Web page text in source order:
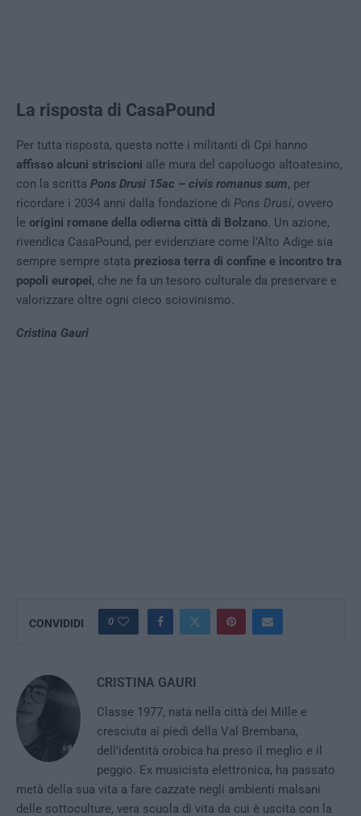
La risposta di CasaPound
Per tutta risposta, questa notte i militanti di Cpi hanno
affisso alcuni striscioni alle mura del capoluogo altoatesino,
con la scritta Pons Drusi 15ac – civis romanus sum, per
ricordare i 2034 anni dalla fondazione di Pons Drusi, ovvero
le origini romane della odierna città di Bolzano. Un azione,
rivendica CasaPound, per evidenziare come l’Alto Adige sia
sempre sempre stata preziosa terra di confine e incontro tra
popoli europei, che ne fa un tesoro culturale da preservare e
valorizzare oltre ogni cieco sciovinismo.
Cristina Gauri
CONVIDIDI 0
CRISTINA GAURI
Classe 1977, nata nella città dei Mille e
cresciuta ai piedi della Val Brembana,
dell’identità orobica ha preso il meglio e il
peggio. Ex musicista elettronica, ha passato
metà della sua vita a fare cazzate negli ambienti malsani
delle sottoculture, vera scuola di vita da cui è uscita con la